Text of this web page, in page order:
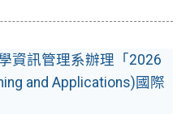
資訊管理系辦理「2026
and Applications)國際